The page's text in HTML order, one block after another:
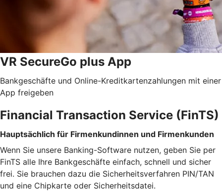
VR SecureGo plus App
Bankgeschäfte und Online-Kreditkartenzahlungen mit einer
App freigeben
Financial Transaction Service (FinTS)
Hauptsächlich für Firmenkundinnen und Firmenkunden
Wenn Sie unsere Banking-Software nutzen, geben Sie per
FinTS alle Ihre Bankgeschäfte einfach, schnell und sicher
frei. Sie brauchen dazu die Sicherheitsverfahren PIN/TAN
und eine Chipkarte oder Sicherheitsdatei.